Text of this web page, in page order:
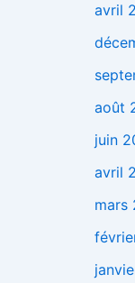
avril
août
juin
avril
mars